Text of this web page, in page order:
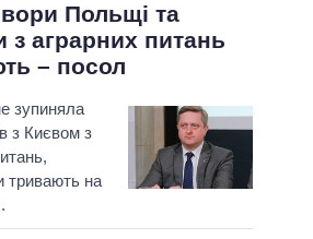
Польщі та
з аграрних питань
– посол
зупиняла
з Києвом з
тривають на